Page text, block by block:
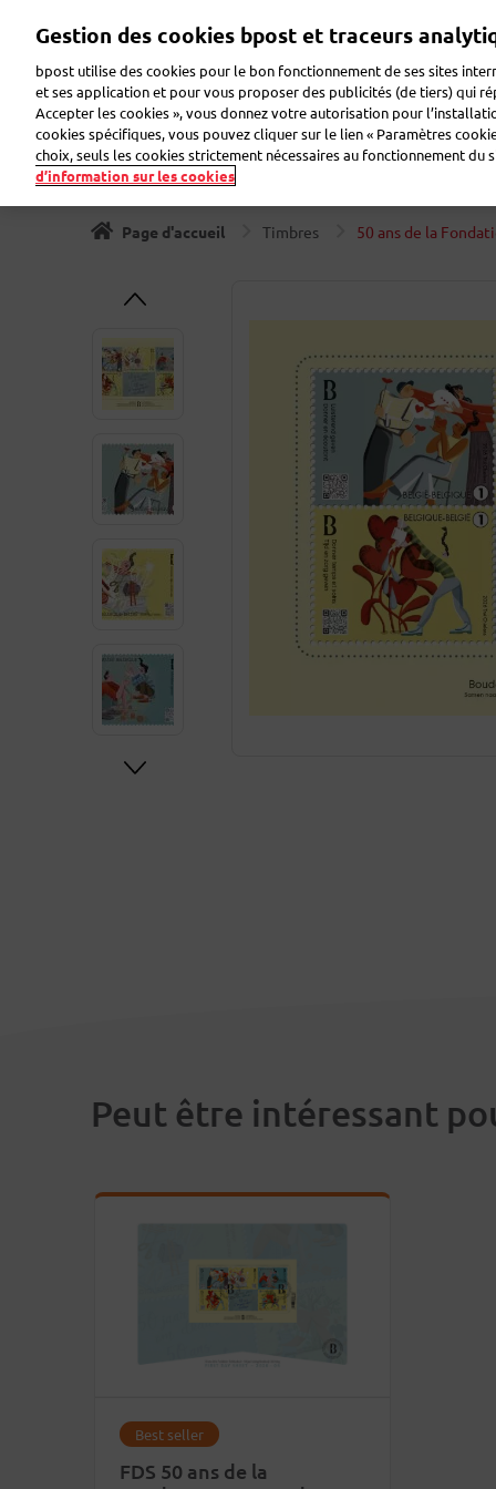
principal
Bienvenue sur eShop
Zoeken
Timbres Collectionneur Cartes de voeux
Page d'accueil Timbres 50 ans de la
Peut être intéressant
Best seller
FDS 50 ans de la
Gestion des cookies bpost et traceurs
bpost utilise des cookies pour le bon fonctionnement de ses sites
et ses application et pour vous proposer des publicités (de tiers) qui
Accepter les cookies », vous donnez votre autorisation pour
cookies spécifiques, vous pouvez cliquer sur le lien « Paramètres
choix, seuls les cookies strictement nécessaires au fonctionnement du
d’information sur les cookies